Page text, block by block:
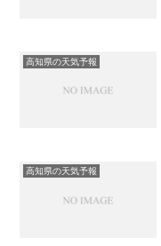
高知県の天気予報
高知県の天気予報